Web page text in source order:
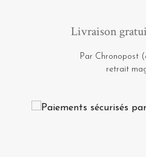
Livraison
Par Chronopost
retrait